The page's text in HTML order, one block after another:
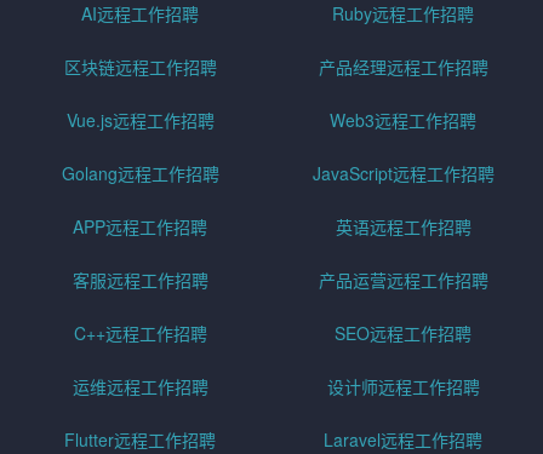
AI远程工作招聘 Ruby远程工作招聘
区块链远程工作招聘 产品经理远程工作招聘
Vue.js远程工作招聘 Web3远程工作招聘
Golang远程工作招聘 JavaScript远程工作招聘
APP远程工作招聘 英语远程工作招聘
客服远程工作招聘 产品运营远程工作招聘
C++远程工作招聘 SEO远程工作招聘
运维远程工作招聘 设计师远程工作招聘
Flutter远程工作招聘 Laravel远程工作招聘